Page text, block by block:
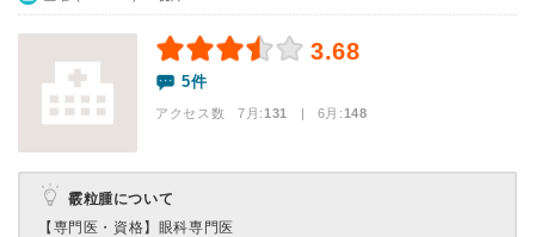
3.68
5件
アクセス数 7月:131 | 6月:148
霰粒腫について
【専門医・資格】 眼科専門医